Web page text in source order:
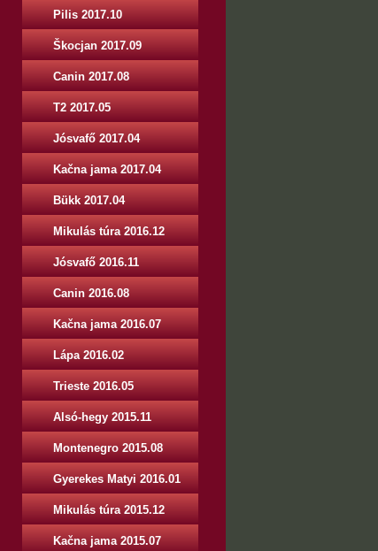
Pilis 2017.10
Škocjan 2017.09
Canin 2017.08
T2 2017.05
Jósvafő 2017.04
Kačna jama 2017.04
Bükk 2017.04
Mikulás túra 2016.12
Jósvafő 2016.11
Canin 2016.08
Kačna jama 2016.07
Lápa 2016.02
Trieste 2016.05
Alsó-hegy 2015.11
Montenegro 2015.08
Gyerekes Matyi 2016.01
Mikulás túra 2015.12
Kačna jama 2015.07